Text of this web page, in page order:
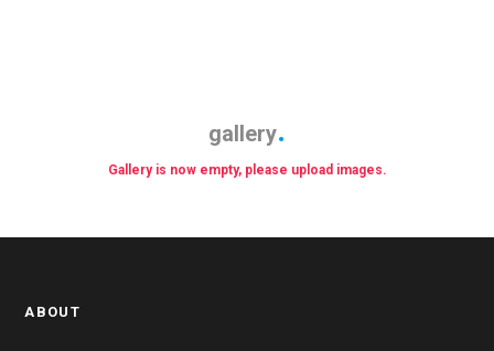
gallery
Gallery is now empty, please upload images.
ABOUT